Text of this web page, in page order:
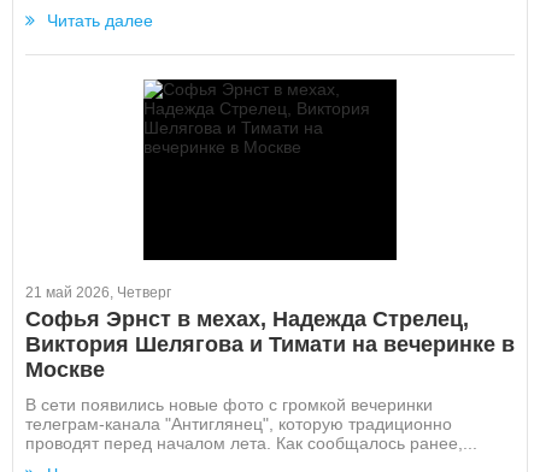
Читать далее
21 май 2026, Четверг
Софья Эрнст в мехах, Надежда Стрелец,
Виктория Шелягова и Тимати на вечеринке в
Москве
В сети появились новые фото с громкой вечеринки
телеграм-канала "Антиглянец", которую традиционно
проводят перед началом лета. Как сообщалось ранее,...